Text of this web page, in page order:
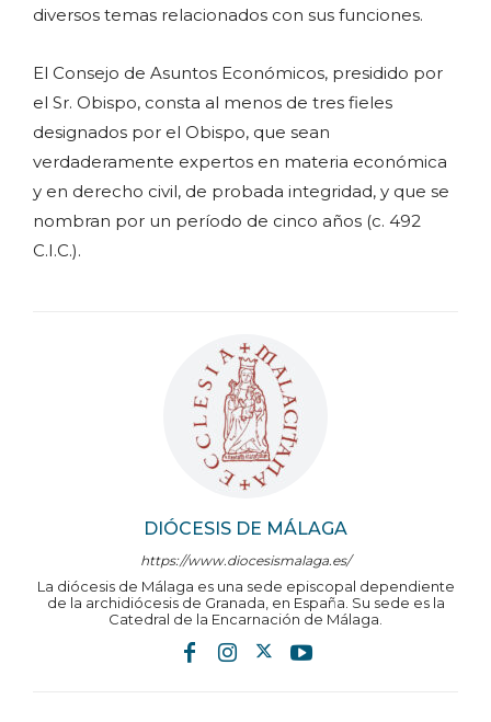
DIÓCESIS DE MÁLAGA
https://www.diocesismalaga.es/
La diócesis de Málaga es una sede episcopal dependiente
de la archidiócesis de Granada, en España. Su sede es la
Catedral de la Encarnación de Málaga.
diversos temas relacionados con sus funciones.
El Consejo de Asuntos Económicos, presidido por
el Sr. Obispo, consta al menos de tres fieles
designados por el Obispo, que sean
verdaderamente expertos en materia económica
y en derecho civil, de probada integridad, y que se
nombran por un período de cinco años (c. 492
C.I.C.).